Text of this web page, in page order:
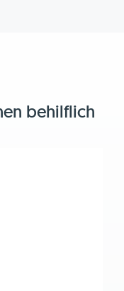
behilflich